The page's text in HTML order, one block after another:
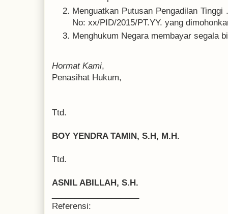
Menguatkan Putusan Pengadilan
No: xx/PID/2015/PT.YY. yang
Menghukum Negara membayar segala
Hormat Kami,
Penasihat Hukum,
Ttd.
BOY YENDRA TAMIN, S.H, M.H.
Ttd.
ASNIL ABILLAH, S.H.
Referensi: